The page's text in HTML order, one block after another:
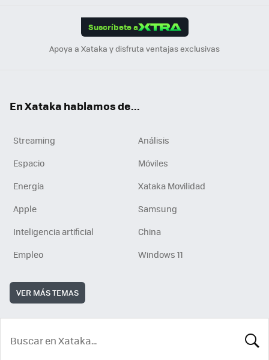
Suscríbete a
Apoya a Xataka y disfruta ventajas exclusivas
En Xataka hablamos de...
Streaming
Análisis
Espacio
Móviles
Energía
Xataka Movilidad
Apple
Samsung
Inteligencia artificial
China
Empleo
Windows 11
VER MÁS TEMAS